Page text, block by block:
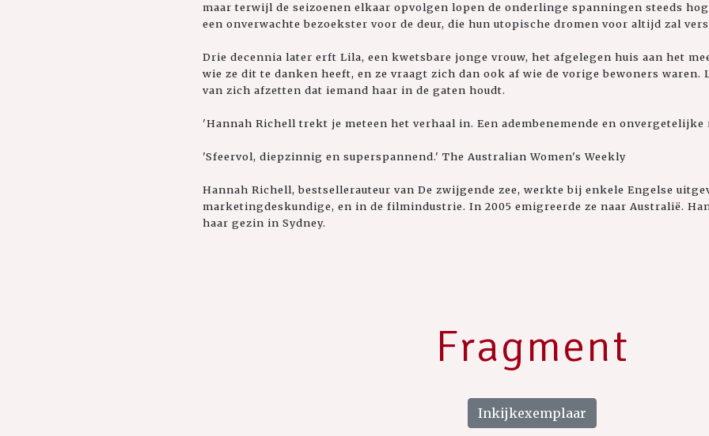
maar terwijl de seizoenen elkaar opvolgen lopen de onderlinge spanningen steeds
een onverwachte bezoekster voor de deur, die hun utopische dromen voor altijd zal
Drie decennia later erft Lila, een kwetsbare jonge vrouw, het afgelegen huis aan het
wie ze dit te danken heeft, en ze vraagt zich dan ook af wie de vorige bewoners waren.
van zich afzetten dat iemand haar in de gaten houdt.
'Hannah Richell trekt je meteen het verhaal in. Een adembenemende en onvergetelijke
'Sfeervol, diepzinnig en superspannend.' The Australian Women's Weekly
Hannah Richell, bestsellerauteur van De zwijgende zee, werkte bij enkele Engelse
marketingdeskundige, en in de filmindustrie. In 2005 emigreerde ze naar Australië.
haar gezin in Sydney.
Fragment
Inkijkexemplaar